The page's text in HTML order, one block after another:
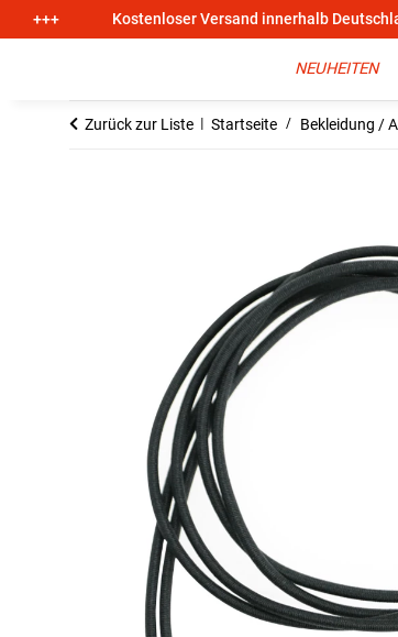
+++ Kostenloser Versand innerhalb
NEUHEITEN
Zurück zur Liste Startseite Bekleidung /